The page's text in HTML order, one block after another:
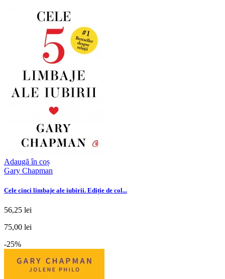
Adaugă în coș
Gary Chapman
Cele cinci limbaje ale iubirii. Ediție de col...
56,25 lei
75,00 lei
-25%